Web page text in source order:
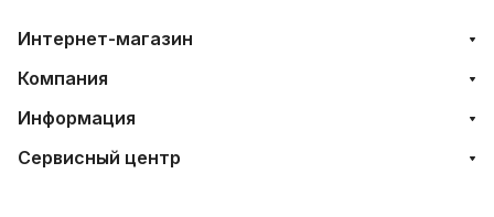
Интернет-магазин
Компания
Информация
Сервисный центр